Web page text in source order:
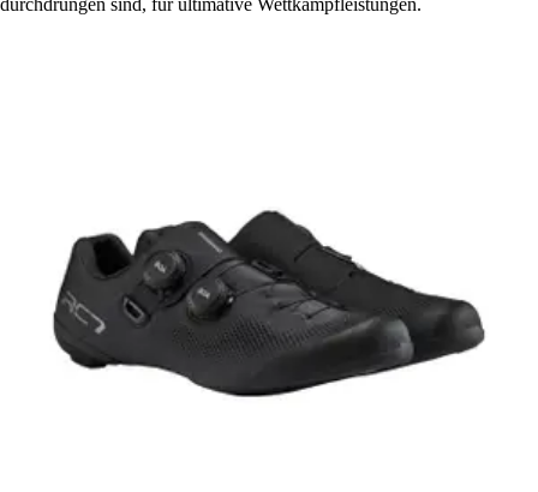
durchdrungen sind, für ultimative Wettkampfleistungen.